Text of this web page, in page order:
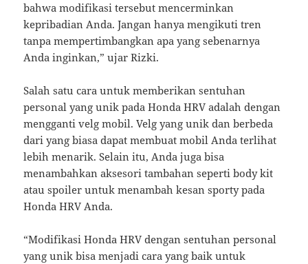
bahwa modifikasi tersebut mencerminkan
kepribadian Anda. Jangan hanya mengikuti tren
tanpa mempertimbangkan apa yang sebenarnya
Anda inginkan,” ujar Rizki.
Salah satu cara untuk memberikan sentuhan
personal yang unik pada Honda HRV adalah dengan
mengganti velg mobil. Velg yang unik dan berbeda
dari yang biasa dapat membuat mobil Anda terlihat
lebih menarik. Selain itu, Anda juga bisa
menambahkan aksesori tambahan seperti body kit
atau spoiler untuk menambah kesan sporty pada
Honda HRV Anda.
“Modifikasi Honda HRV dengan sentuhan personal
yang unik bisa menjadi cara yang baik untuk